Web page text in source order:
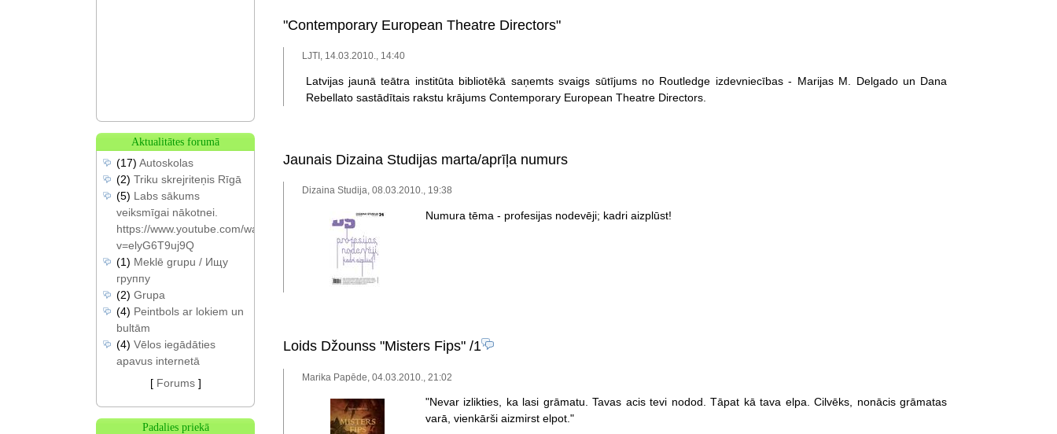
"Contemporary European Theatre Directors"
LJTI, 14.03.2010., 14:40
Latvijas jaunā teātra institūta bibliotēkā saņemts svaigs sūtījums no Routledge izdevniecības - Marijas M. Delgado un Dana
Rebellato sastādītais rakstu krājums Contemporary European Theatre Directors.
Jaunais Dizaina Studijas marta/aprīļa numurs
Dizaina Studija, 08.03.2010., 19:38
Numura tēma - profesijas nodevēji; kadri aizplūst!
Loids Džounss "Misters Fips"/1
Marika Papēde, 04.03.2010., 21:02
"Nevar izlikties, ka lasi grāmatu. Tavas acis tevi nodod. Tāpat kā tava elpa. Cilvēks, nonācis grāmatas
varā, vienkārši aizmirst elpot."
Aktualitātes forumā
(17) Autoskolas
(2) Triku skrejriteņis Rīgā
(5) Labs sākums
veiksmīgai nākotnei.
https://www.youtube.com/watch?
v=elyG6T9uj9Q
(1) Meklē grupu / Ищу
группу
(2) Grupa
(4) Peintbols ar lokiem un
bultām
(4) Vēlos iegādāties
apavus internetā
[ Forums]
Padalies priekā